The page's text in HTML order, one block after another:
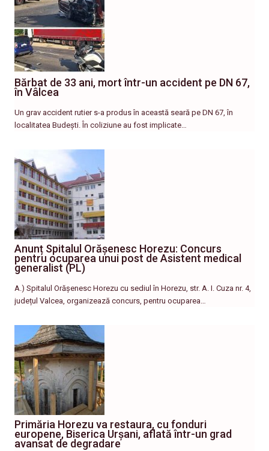
Bărbat de 33 ani, mort într-un accident pe DN 67,
în Vâlcea
Un grav accident rutier s-a produs în această seară pe DN 67, în
localitatea Budești. În coliziune au fost implicate…
Anunț Spitalul Orășenesc Horezu: Concurs
pentru ocuparea unui post de Asistent medical
generalist (PL)
A.) Spitalul Orășenesc Horezu cu sediul în Horezu, str. A. I. Cuza nr. 4,
județul Valcea, organizează concurs, pentru ocuparea…
Primăria Horezu va restaura, cu fonduri
europene, Biserica Urșani, aflată într-un grad
avansat de degradare